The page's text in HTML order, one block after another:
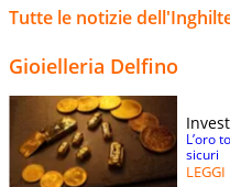
Tutte le notizie
Gioielleria Delfino
L’oro
sicuri
LEGGI